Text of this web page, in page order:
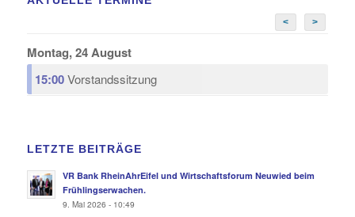
< >
Montag, 24 August
15:00Vorstandssitzung
LETZTE BEITRÄGE
VR Bank RheinAhrEifel und Wirtschaftsforum Neuwied beim
Frühlingserwachen.
9. Mai 2026 - 10:49